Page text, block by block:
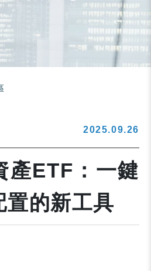
2025.09.26
產ETF：一鍵
置的新工具